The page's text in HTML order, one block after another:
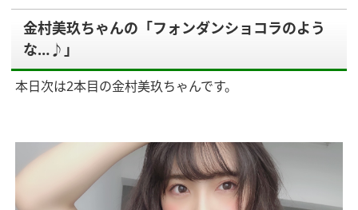
金村美玖ちゃんの「フォンダンショコラのよう
な…♪」
本日次は2本目の金村美玖ちゃんです。